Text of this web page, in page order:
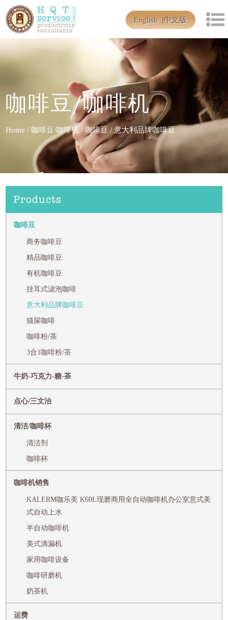
English 中文版
咖啡豆/咖啡机
Home / 咖啡豆/咖啡机/咖啡豆 /意大利品牌咖啡豆
Products
咖啡豆
商务咖啡豆
精品咖啡豆
有机咖啡豆
挂耳式滤泡咖啡
意大利品牌咖啡豆
猫屎咖啡
咖啡粉/茶
3合1咖啡粉/茶
牛奶-巧克力-糖-茶
点心/三文治
清洁/咖啡杯
清洁剂
咖啡杯
咖啡机销售
KALERM咖乐美 K60L现磨商用全自动咖啡机办公室意式美
式自动上水
半自动咖啡机
美式滴漏机
家用咖啡设备
咖啡研磨机
奶茶机
运费